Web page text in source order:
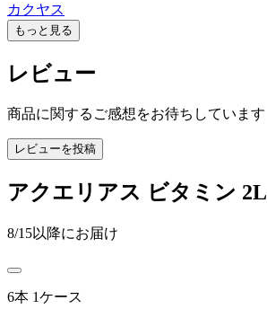
カクヤス
もっと見る
レビュー
商品に関するご感想をお待ちしています
レビューを投稿
アクエリアス ビタミン 2L
8/15以降にお届け
6本 1ケース